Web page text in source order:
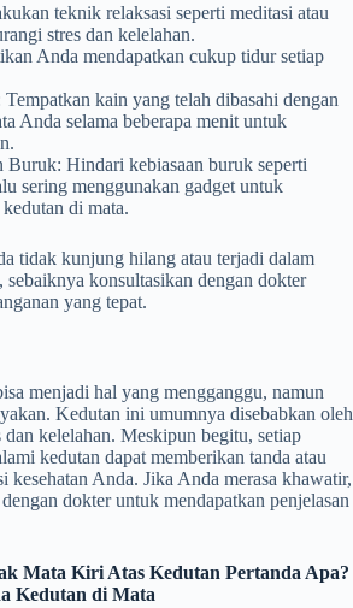
teknik relaksasi seperti meditasi atau
stres dan kelelahan.
Anda mendapatkan cukup tidur setiap
kain yang telah dibasahi dengan
Anda selama beberapa menit untuk
Buruk: Hindari kebiasaan buruk seperti
sering menggunakan gadget untuk
di mata.
tidak kunjung hilang atau terjadi dalam
konsultasikan dengan dokter
yang tepat.
menjadi hal yang mengganggu, namun
Kedutan ini umumnya disebabkan oleh
kelelahan. Meskipun begitu, setiap
kedutan dapat memberikan tanda atau
kesehatan Anda. Jika Anda merasa khawatir,
dokter untuk mendapatkan penjelasan
Mata Kiri Atas Kedutan Pertanda Apa?
Kedutan di Mata